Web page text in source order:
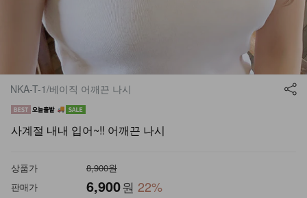
자체제작 오늘출발
NKA-T-1/베이직 어깨끈 나시
사계절 내내 입어~!! 어깨끈 나시
상품가
8,900원
판매가
6,900원 22%